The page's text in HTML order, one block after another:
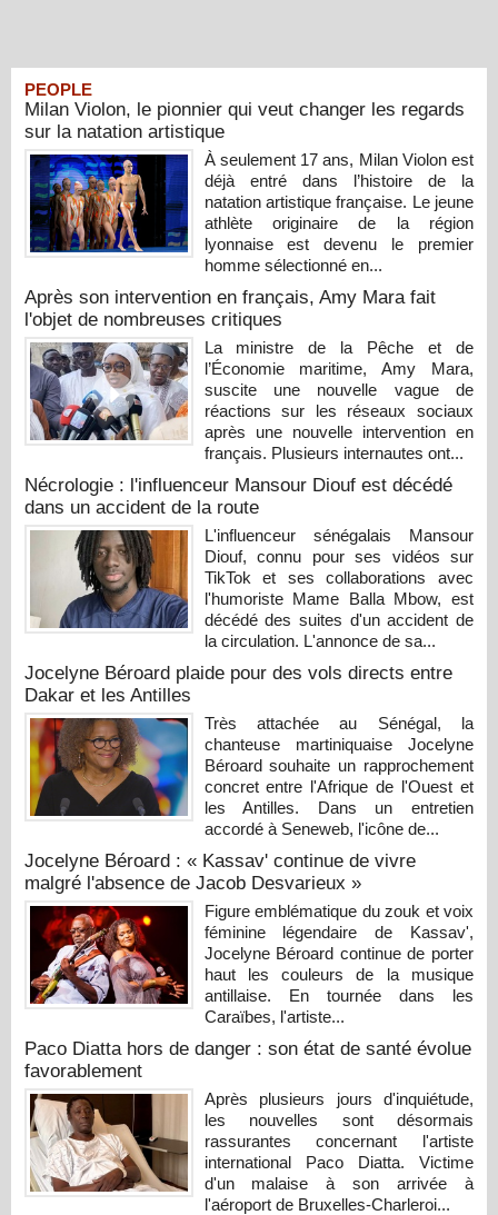
PEOPLE
Milan Violon, le pionnier qui veut changer les regards
sur la natation artistique
À seulement 17 ans, Milan Violon est
déjà entré dans l’histoire de la
natation artistique française. Le jeune
athlète originaire de la région
lyonnaise est devenu le premier
homme sélectionné en...
Après son intervention en français, Amy Mara fait
l'objet de nombreuses critiques
La ministre de la Pêche et de
l’Économie maritime, Amy Mara,
suscite une nouvelle vague de
réactions sur les réseaux sociaux
après une nouvelle intervention en
français. Plusieurs internautes ont...
Nécrologie : l'influenceur Mansour Diouf est décédé
dans un accident de la route
L'influenceur sénégalais Mansour
Diouf, connu pour ses vidéos sur
TikTok et ses collaborations avec
l'humoriste Mame Balla Mbow, est
décédé des suites d'un accident de
la circulation. L'annonce de sa...
Jocelyne Béroard plaide pour des vols directs entre
Dakar et les Antilles
Très attachée au Sénégal, la
chanteuse martiniquaise Jocelyne
Béroard souhaite un rapprochement
concret entre l'Afrique de l'Ouest et
les Antilles. Dans un entretien
accordé à Seneweb, l'icône de...
Jocelyne Béroard : « Kassav' continue de vivre
malgré l'absence de Jacob Desvarieux »
Figure emblématique du zouk et voix
féminine légendaire de Kassav',
Jocelyne Béroard continue de porter
haut les couleurs de la musique
antillaise. En tournée dans les
Caraïbes, l'artiste...
Paco Diatta hors de danger : son état de santé évolue
favorablement
Après plusieurs jours d'inquiétude,
les nouvelles sont désormais
rassurantes concernant l'artiste
international Paco Diatta. Victime
d'un malaise à son arrivée à
l'aéroport de Bruxelles-Charleroi...